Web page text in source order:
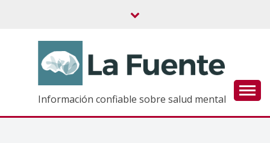
Información confiable sobre salud mental